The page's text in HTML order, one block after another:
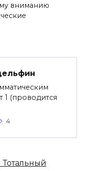
вниманию
1 (проводится
4